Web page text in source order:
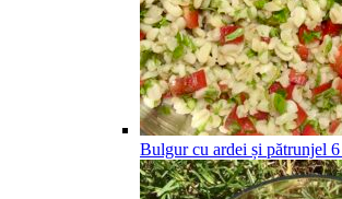
Bulgur cu ardei și pătrunjel 6